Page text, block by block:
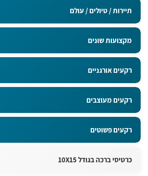
תיירות / טיולים / עולם
מקצועות שונים
רקעים אורגניים
רקעים מעוצבים
רקעים פשוטים
כרטיסי ברכה בגודל 10X15